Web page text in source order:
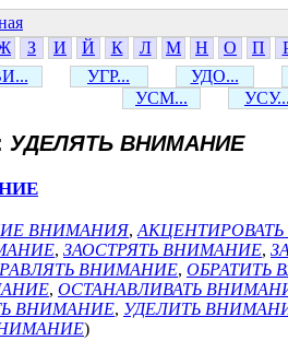
З И Й К Л М Н О П
УГР...
УДО...
УСМ...
УДЕЛЯТЬ ВНИМАНИЕ
ВНИМАНИЯ,
, ЗАОСТРЯТЬ ВНИМАНИЕ,
ВНИМАНИЕ, ОБРАТИТЬ
, ОСТАНАВЛИВАТЬ
ВНИМАНИЕ, УДЕЛИТЬ
)